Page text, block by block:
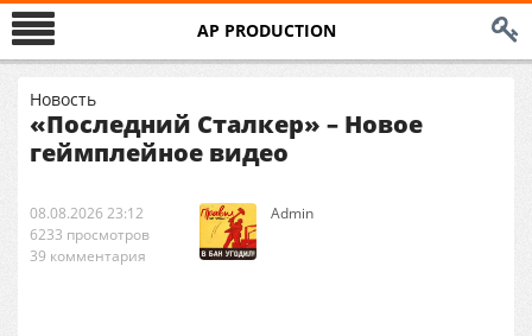
AP PRODUCTION
Новость
«Последний Сталкер» – Новое
геймплейное видео
08.08.2026 23:12
6233 просмотров
39 комментария
Аdmin